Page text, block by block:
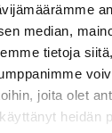
median,
tietoja
joita olet
heidän
449 8000